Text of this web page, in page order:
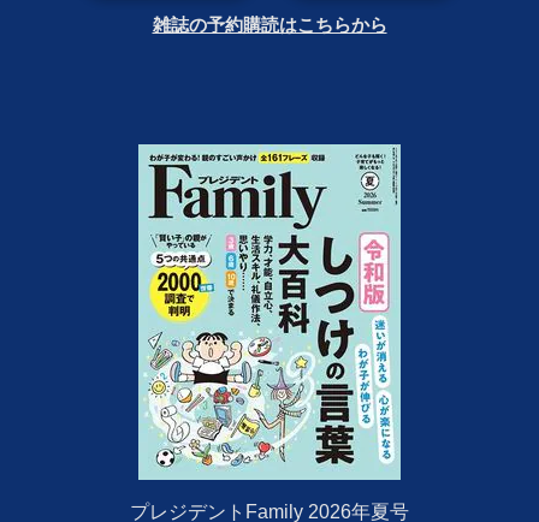
雑誌の予約購読はこちらから
プレジデントFamily 2026年夏号